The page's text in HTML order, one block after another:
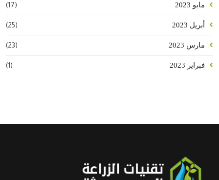
مايو 2023 (17)
أبريل 2023 (25)
مارس 2023 (23)
فبراير 2023 (1)